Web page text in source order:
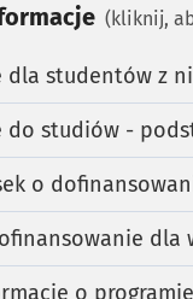
(kliknij,
dla studentów z
do studiów -
o
dla
o programie